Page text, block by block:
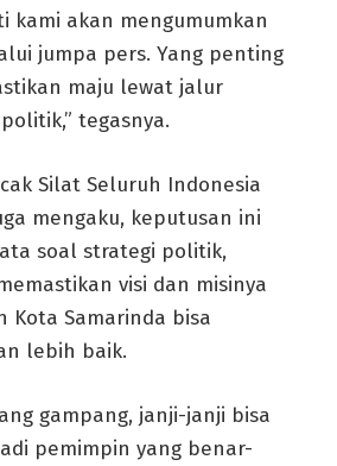
kami akan mengumumkan
jumpa pers. Yang penting
maju lewat jalur
tegasnya.
Silat Seluruh Indonesia
mengaku, keputusan ini
soal strategi politik,
visi dan misinya
Kota Samarinda bisa
lebih baik.
gampang, janji-janji bisa
pemimpin yang benar-